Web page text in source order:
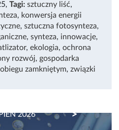
, Tagi: sztuczny liść,
, konwersja energii
, sztuczna fotosynteza,
, synteza, innowacje,
, ekologia, ochrona
rozwój, gospodarka
zamkniętym, związki
2026 NEXT